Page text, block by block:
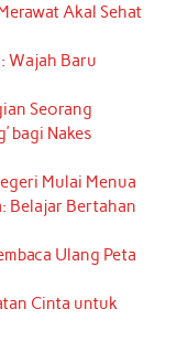
Akal Sehat
Wajah Baru
Seorang
bagi Nakes
Mulai Menua
Belajar Bertahan
Ulang Peta
Cinta untuk